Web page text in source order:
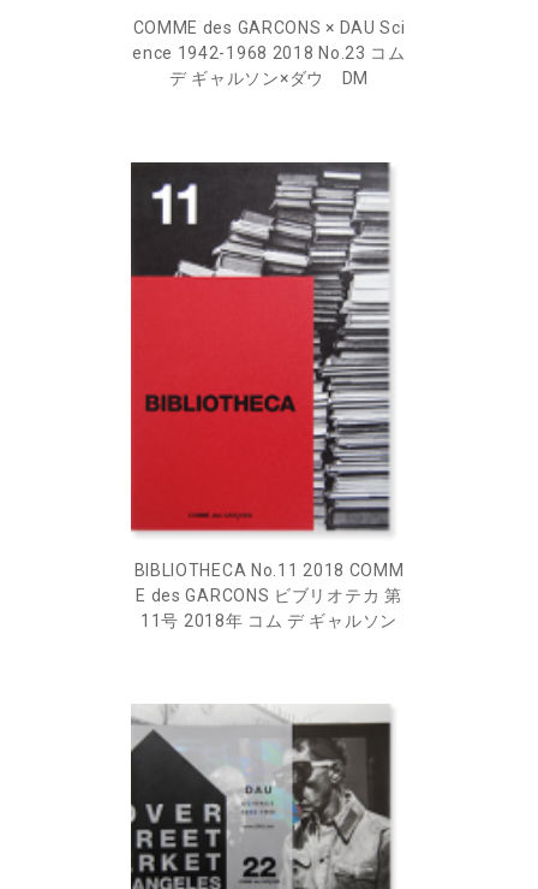
COMME des GARCONS × DAU Sci
ence 1942-1968 2018 No.23 コム
デ ギャルソン×ダウ DM
BIBLIOTHECA No.11 2018 COMM
E des GARCONS ビブリオテカ 第
11号 2018年 コム デ ギャルソン